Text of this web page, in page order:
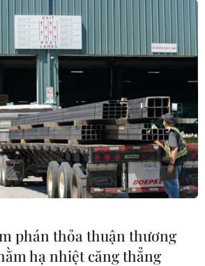
phán thỏa thuận thương
hạ nhiệt căng thẳng